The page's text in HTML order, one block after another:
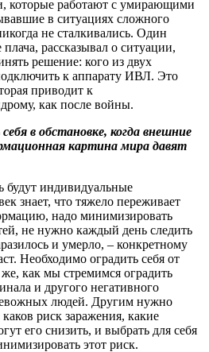
которые работают с умирающими
в ситуациях сложного
не сталкивались. Один
рассказывал о ситуации,
решение: кого из двух
к аппарату ИВЛ. Это
приводит к
как после войны.
в обстановке, когда внешние
картина мира давят
индивидуальные
знает, что тяжело переживает
надо минимизировать
не нужно каждый день следить
и умерло, – конкретному
Необходимо оградить себя от
как мы стремимся оградить
и другого негативного
людей. Другим нужно
риск заражения, какие
его снизить, и выбрать для себя
этот риск.